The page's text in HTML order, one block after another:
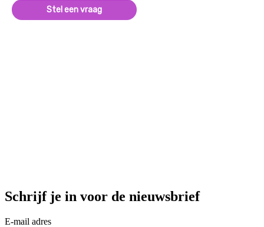
Stel een vraag
Schrijf je in voor de nieuwsbrief
E-mail adres